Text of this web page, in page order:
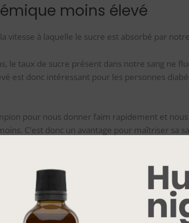
moins élevé
la vitesse à laquelle le sucre est absorbé par
le taux de sucre présent dans notre sang ne
est donc intéressant pour les personnes
pour nous donner faim rapidement et
C’est donc un avantage pour maîtriser sa
l’index glycémique de votre miel en fonction
le plus faible revient au miel d’acacia et
même !